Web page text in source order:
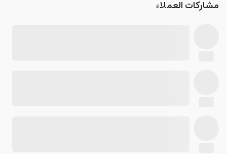
مشاركات العملاء